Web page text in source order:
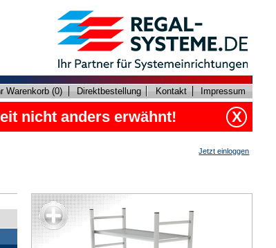
Warenkorb (0) Direktbestellung Kontakt Impressum
nicht anders erwähnt! X
Jetzt einloggen